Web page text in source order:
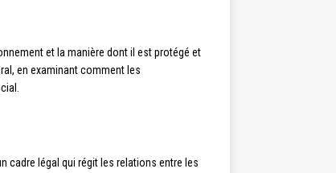
et la manière dont il est protégé et
en examinant comment les
cadre légal qui régit les relations entre les